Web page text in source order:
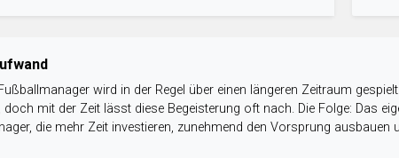
wird in der Regel über einen längeren Zeitraum
doch mit der Zeit lässt diese Begeisterung oft nach. Die Folge: Das
die mehr Zeit investieren, zunehmend den Vorsprung